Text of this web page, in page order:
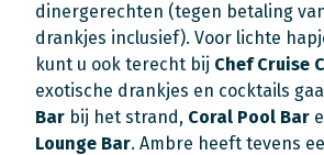
dinergerechten (tegen betaling
drankjes inclusief). Voor lichte
kunt u ook terecht bij Chef Cruise
exotische drankjes en cocktails
Bar bij het strand, Coral Pool Bar
Lounge Bar. Ambre heeft tevens